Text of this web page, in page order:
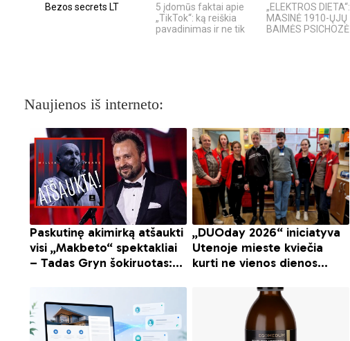
Bezos secrets LT
5 įdomūs faktai apie
„TikTok“: ką reiškia
pavadinimas ir ne tik
„ELEKTROS DIETA“:
MASINĖ 1910-ŲJŲ
BAIMĖS PSICHOZĖ
Naujienos iš interneto: